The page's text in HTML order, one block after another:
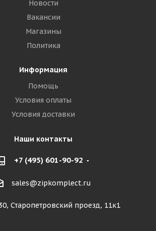
Новости
Вакансии
Магазины
Политика
Информация
Помощь
Условия оплаты
Условия доставки
Наши контакты
+7 (495) 601-90-92
sales@zipkomplect.ru
Старопетровский проезд, 11к1